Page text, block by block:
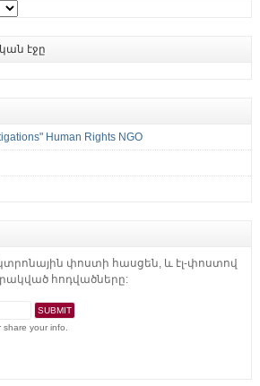
էջը
Human Rights NGO
փոստի հասցեն, և էլ-փոստով
հոդվածները:
share your info.